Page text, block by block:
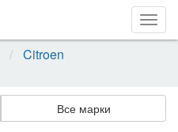
Citroen
Все марки